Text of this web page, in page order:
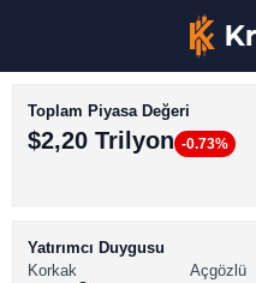
BİTCOİN HABERLERİ
Toplam Piyasa Değeri
$2,20 Trilyon -0.73%
Yatırımcı Duygusu
Korkak
Açgözlü